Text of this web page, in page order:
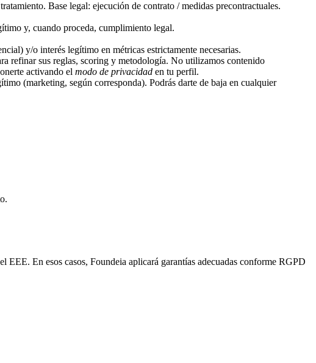
Base legal: ejecución de contrato / medidas precontractuales.
y, cuando proceda, cumplimiento legal.
y/o interés legítimo en métricas estrictamente necesarias.
refinar sus reglas, scoring y metodología. No utilizamos contenido
activando el modo de privacidad en tu perfil.
(marketing, según corresponda). Podrás darte de baja en cualquier
En esos casos, Foundeia aplicará garantías adecuadas conforme RGPD